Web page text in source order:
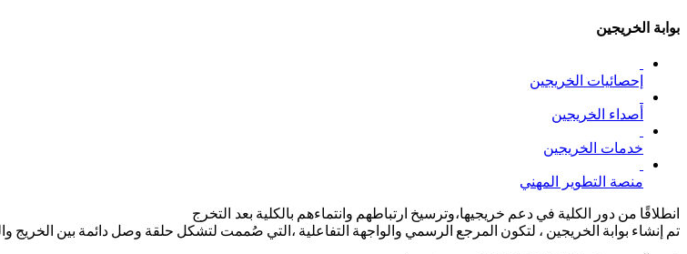
بوابة الخريجين
إحصائيات الخريجين​
أصداء الخريجين
خدمات الخريجين
منصة التطوير المهني
انطلاقًا من دور الكلية في دعم خريجيها،وترسيخ ارتباطهم وانتماءهم بالكلية بعد التخرج
تم إنشاء بوابة الخريجين ، لتكون المرجع الرسمي والواجهة التفاعلية ،التي صُممت لتشكل حلقة وصل دائمة بين الخريج